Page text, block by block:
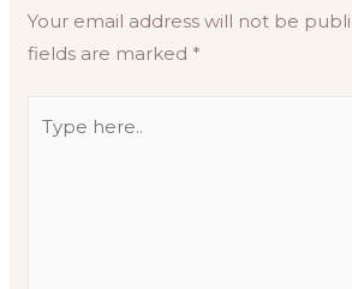
Your email address will not be
fields are marked *